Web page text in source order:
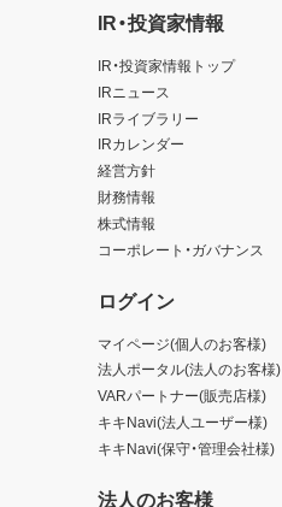
IR・投資家情報
IR・投資家情報トップ
IRニュース
IRライブラリー
IRカレンダー
経営方針
財務情報
株式情報
コーポレート・ガバナンス
ログイン
マイページ(個人のお客様)
法人ポータル(法人のお客様)
VARパートナー(販売店様)
キキNavi(法人ユーザー様)
キキNavi(保守・管理会社様)
法人のお客様